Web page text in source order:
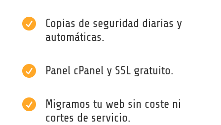

Copias de seguridad diarias y
automáticas.
 Panel cPanel y SSL gratuito.

Migramos tu web sin coste ni
cortes de servicio.